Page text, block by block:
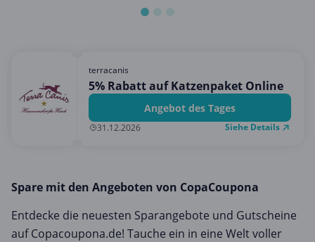
terracanis
5% Rabatt auf Katzenpaket Online
Angebot des Tages
31.12.2026 Siehe Details
Spare mit den Angeboten von CopaCoupona
Entdecke die neuesten Sparangebote und Gutscheine
auf Copacoupona.de! Tauche ein in eine Welt voller